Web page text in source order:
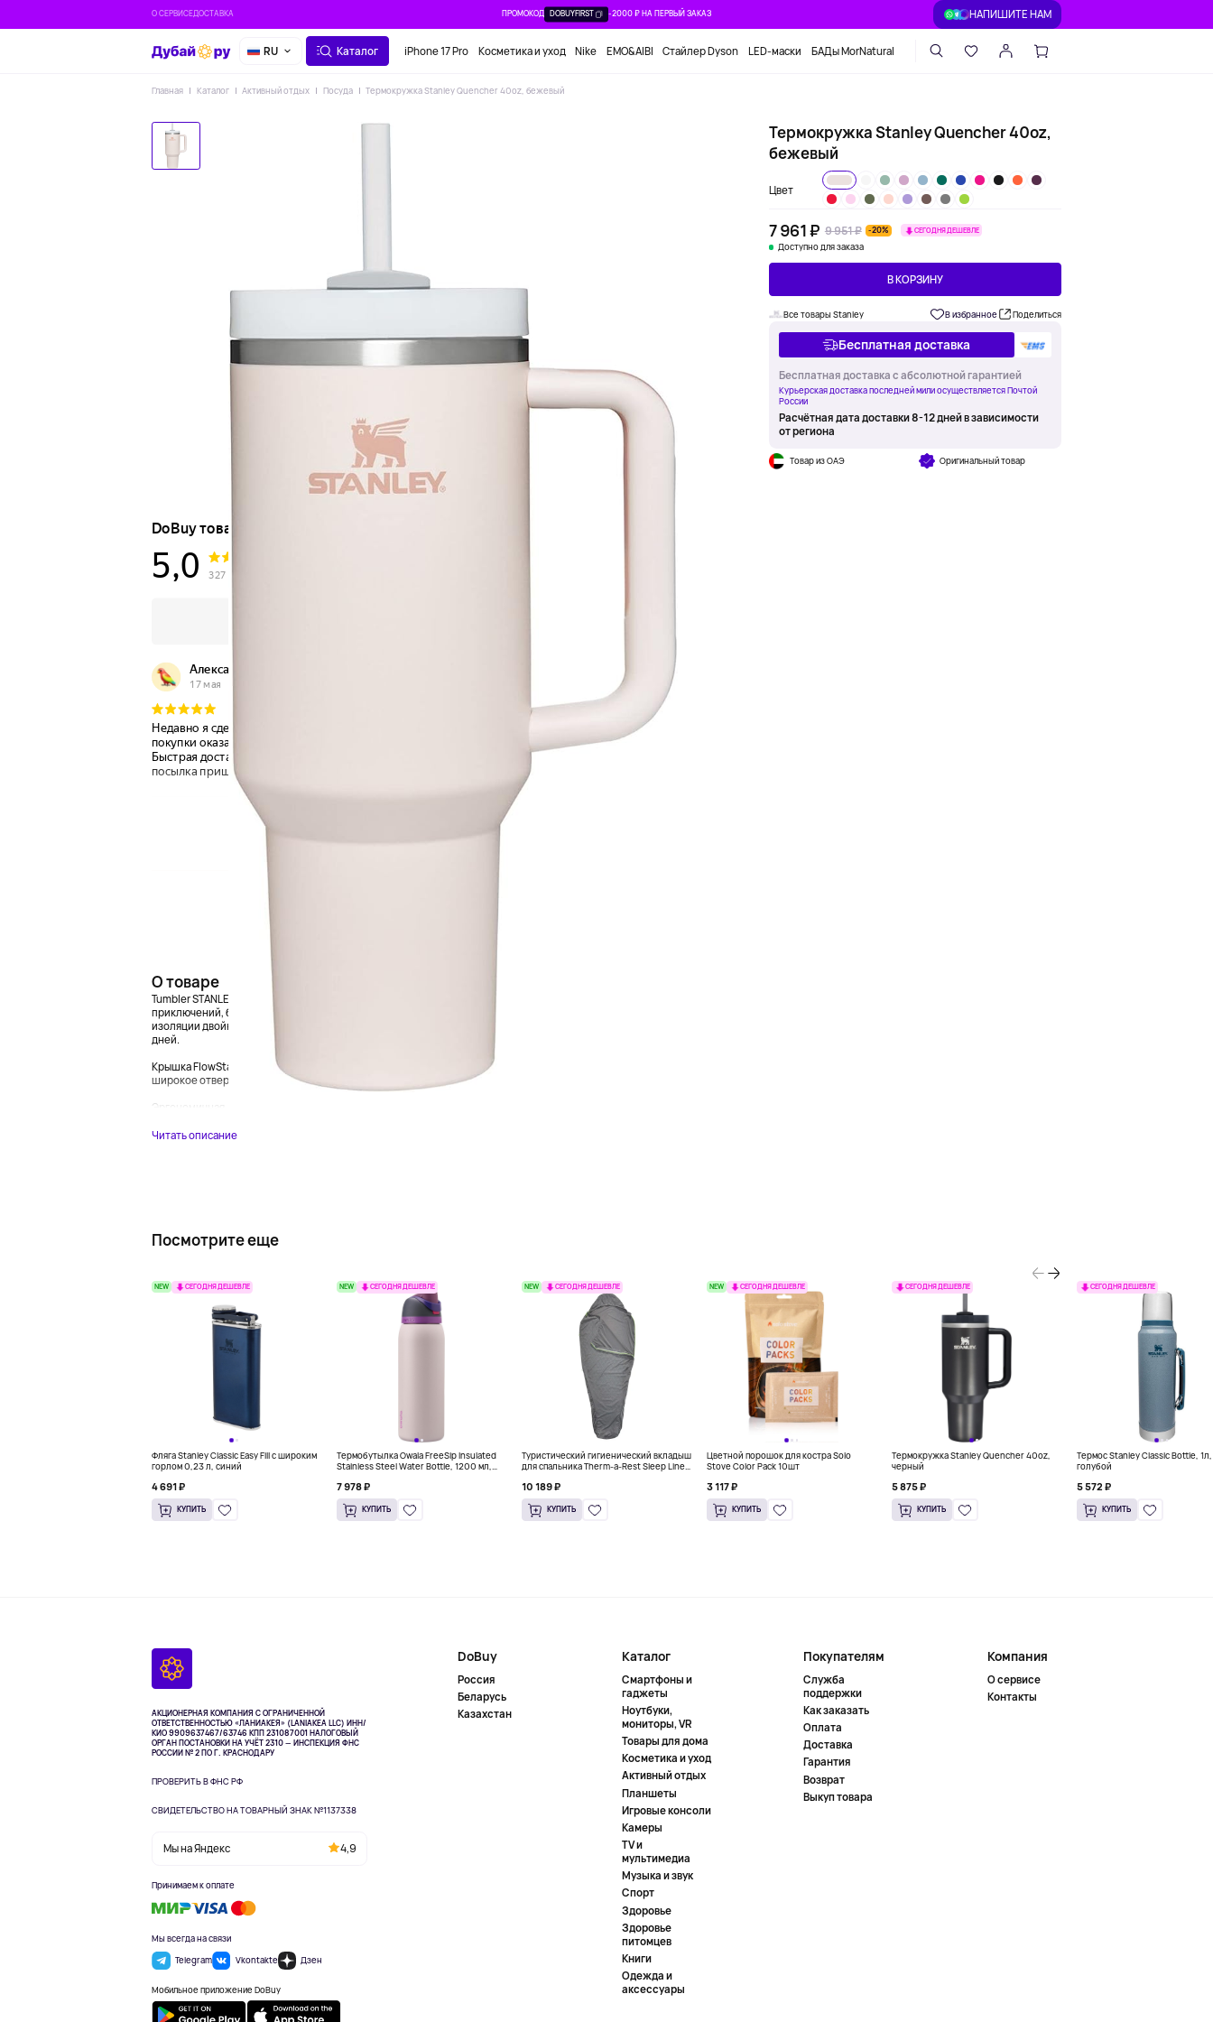
О СЕРВИСЕДОСТАВКА ПРОМОКОД DOBUYFIRST -2000 ₽ НА ПЕРВЫЙ ЗАКАЗ НАПИШИТЕ НАМ
RU Каталог iPhone 17 Pro Косметика и уход Nike EMO&AIBI Стайлер Dyson LED-маски БАДы MorNatural
Главная Каталог Активный отдых Посуда Термокружка Stanley Quencher 40oz, бежевый
Термокружка Stanley Quencher 40oz,
бежевый
Цвет
7 961 ₽ 9 951 ₽ -20% СЕГОДНЯ ДЕШЕВЛЕ
Доступно для заказа
В КОРЗИНУ
Все товары Stanley В избранное Поделиться
Бесплатная доставка
Бесплатная доставка с абсолютной гарантией
Курьерская доставка последней мили осуществляется Почтой
России
Расчётная дата доставки 8-12 дней в зависимости
от региона
Товар из ОАЭ Оригинальный товар
О товаре
Tumbler STANLEY Quencher H2.0 объемом 40 унций (1,18 л) - это идеальный спутник для всех ваших
приключений, будь то поездка на работу или интенсивная тренировка в зале. Благодаря вакуумной
изоляции двойных стенок, ваш напиток будет оставаться холодным в течение 11 часов, а со льдом - до 2
дней.
Крышка FlowState™ с вращающейся крышкой имеет три положения: отверстие для соломинки,
широкое отверстие для питья и полностью закрытую верхнюю часть для предотвращения проливания.
Эргономичная...
Читать описание
Посмотрите еще
NEW СЕГОДНЯ ДЕШЕВЛЕ
Фляга Stanley Classic Easy Fill с широким
горлом 0,23 л, синий
4 691 ₽
КУПИТЬ
NEW СЕГОДНЯ ДЕШЕВЛЕ
Термобутылка Owala FreeSip Insulated
Stainless Steel Water Bottle, 1200 мл,
7 978 ₽
КУПИТЬ
NEW СЕГОДНЯ ДЕШЕВЛЕ
Туристический гигиенический вкладыш
для спальника Therm-a-Rest Sleep Liner,
10 189 ₽
КУПИТЬ
NEW СЕГОДНЯ ДЕШЕВЛЕ
Цветной порошок для костра Solo
Stove Color Pack 10шт
3 117 ₽
КУПИТЬ
СЕГОДНЯ ДЕШЕВЛЕ
Термокружка Stanley Quencher 40oz,
черный
5 875 ₽
КУПИТЬ
СЕГОДНЯ ДЕШЕВЛЕ
Термос Stanley Classic Bottle, 1л,
голубой
5 572 ₽
КУПИТЬ
АКЦИОНЕРНАЯ КОМПАНИЯ С ОГРАНИЧЕННОЙ
ОТВЕТСТВЕННОСТЬЮ «ЛАНИАКЕЯ» (LANIAKEA LLC) ИНН/
КИО 9909637467/63746 КПП 231087001 НАЛОГОВЫЙ
ОРГАН ПОСТАНОВКИ НА УЧЁТ 2310 — ИНСПЕКЦИЯ ФНС
РОССИИ № 2 ПО Г. КРАСНОДАРУ
ПРОВЕРИТЬ В ФНС РФ
СВИДЕТЕЛЬСТВО НА ТОВАРНЫЙ ЗНАК №1137338
Мы на Яндекс 4,9
Принимаем к оплате
Мы всегда на связи
Telegram
Vkontakte Дзен
Мобильное приложение DoBuy
DoBuy
Россия
Беларусь
Казахстан
Каталог
Смартфоны и
гаджеты
Ноутбуки,
мониторы, VR
Товары для дома
Косметика и уход
Активный отдых
Планшеты
Игровые консоли
Камеры
TV и
мультимедиа
Музыка и звук
Спорт
Здоровье
Здоровье
питомцев
Книги
Одежда и
аксессуары
Покупателям
Служба
поддержки
Как заказать
Оплата
Доставка
Гарантия
Возврат
Выкуп товара
Компания
О сервисе
Контакты